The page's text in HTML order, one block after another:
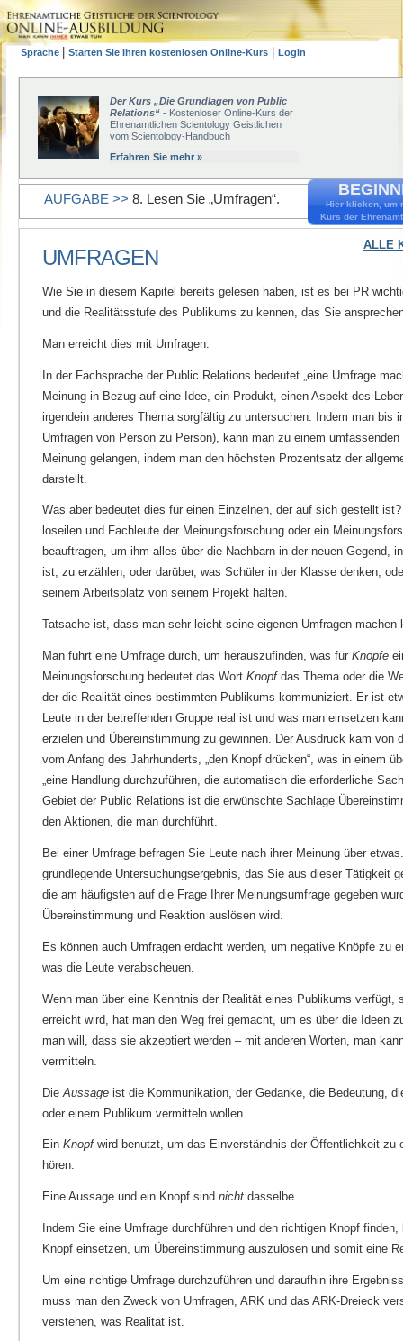
Sprache Starten Sie Ihren kostenlosen Online-Kurs Login
Der Kurs „Die Grundlagen von Public
Relations“ - Kostenloser Online-Kurs der
Ehrenamtlichen Scientology Geistlichen
vom Scientology-Handbuch
Erfahren Sie mehr »
Hier klicken, um
Kurs der
ALLE
AUFGABE >> 8. Lesen Sie „Umfragen“.
UMFRAGEN
Wie Sie in diesem Kapitel bereits gelesen haben, ist es bei PR
und die Realitätsstufe des Publikums zu kennen, das Sie
Man erreicht dies mit Umfragen.
In der Fachsprache der Public Relations bedeutet „eine Umfrage
Meinung in Bezug auf eine Idee, ein Produkt, einen Aspekt des
irgendein anderes Thema sorgfältig zu untersuchen. Indem man bis
Umfragen von Person zu Person), kann man zu einem
Meinung gelangen, indem man den höchsten Prozentsatz der
darstellt.
Was aber bedeutet dies für einen Einzelnen, der auf sich gestellt
loseilen und Fachleute der Meinungsforschung oder ein
beauftragen, um ihm alles über die Nachbarn in der neuen Gegend,
ist, zu erzählen; oder darüber, was Schüler in der Klasse denken;
seinem Arbeitsplatz von seinem Projekt halten.
Tatsache ist, dass man sehr leicht seine eigenen Umfragen machen
Man führt eine Umfrage durch, um herauszufinden, was für Knöpfe
Meinungsforschung bedeutet das Wort Knopfdas Thema oder die
der die Realität eines bestimmten Publikums kommuniziert. Er ist
Leute in der betreffenden Gruppe real ist und was man einsetzen
erzielen und Übereinstimmung zu gewinnen. Der Ausdruck kam von
vom Anfang des Jahrhunderts, „den Knopf drücken“, was in einem
„eine Handlung durchzuführen, die automatisch die erforderliche
Gebiet der Public Relations ist die erwünschte Sachlage
den Aktionen, die man durchführt.
Bei einer Umfrage befragen Sie Leute nach ihrer Meinung über
grundlegende Untersuchungsergebnis, das Sie aus dieser Tätigkeit
die am häufigsten auf die Frage Ihrer Meinungsumfrage gegeben
Übereinstimmung und Reaktion auslösen wird.
Es können auch Umfragen erdacht werden, um negative Knöpfe zu
was die Leute verabscheuen.
Wenn man über eine Kenntnis der Realität eines Publikums verfügt,
erreicht wird, hat man den Weg frei gemacht, um es über die Ideen
man will, dass sie akzeptiert werden – mit anderen Worten, man
vermitteln.
Die Aussage ist die Kommunikation, der Gedanke, die Bedeutung,
oder einem Publikum vermitteln wollen.
Ein Knopfwird benutzt, um das Einverständnis der Öffentlichkeit zu
hören.
Eine Aussage und ein Knopf sind nicht dasselbe.
Indem Sie eine Umfrage durchführen und den richtigen Knopf
Knopf einsetzen, um Übereinstimmung auszulösen und somit eine
Um eine richtige Umfrage durchzuführen und daraufhin ihre
muss man den Zweck von Umfragen, ARK und das ARK-Dreieck
verstehen, was Realität ist.